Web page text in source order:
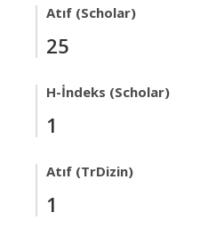
Atıf (Scholar)
25
H-İndeks (Scholar)
1
Atıf (TrDizin)
1